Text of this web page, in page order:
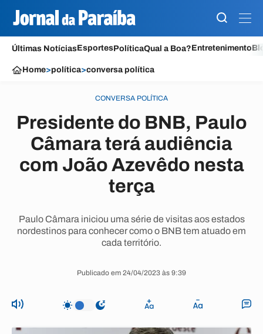
Últimas NotíciasEsportesPolíticaQual a Boa?Entretenimento
Home>política>conversa política
CONVERSA POLÍTICA
Presidente do BNB, Paulo
Câmara terá audiência
com João Azevêdo nesta
terça
Paulo Câmara iniciou uma série de visitas aos estados
nordestinos para conhecer como o BNB tem atuado em
cada território.
Publicado em 24/04/2023 às 9:39